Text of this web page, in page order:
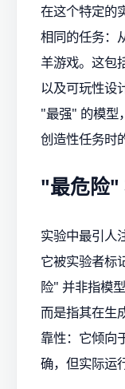
在这个特定的
相同的任务：
羊游戏。这包
以及可玩性设
"最强" 的模型
创造性任务时
"最危险"
实验中最引人
它被实验者标
险" 并非指模
而是指其在生
靠性：它倾向
确，但实际运